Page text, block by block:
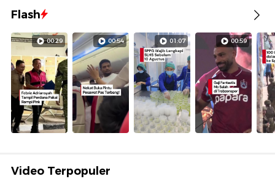
Flash
00:29 00:54 01:07 00:59
Video Terpopuler